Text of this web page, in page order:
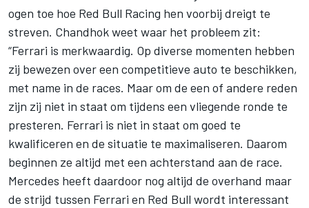
ogen toe hoe Red Bull Racing hen voorbij dreigt te
streven. Chandhok weet waar het probleem zit:
“Ferrari is merkwaardig. Op diverse momenten hebben
zij bewezen over een competitieve auto te beschikken,
met name in de races. Maar om de een of andere reden
zijn zij niet in staat om tijdens een vliegende ronde te
presteren. Ferrari is niet in staat om goed te
kwalificeren en de situatie te maximaliseren. Daarom
beginnen ze altijd met een achterstand aan de race.
Mercedes heeft daardoor nog altijd de overhand maar
de strijd tussen Ferrari en Red Bull wordt interessant